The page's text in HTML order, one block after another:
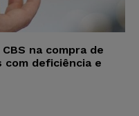
na compra de
com deficiência e